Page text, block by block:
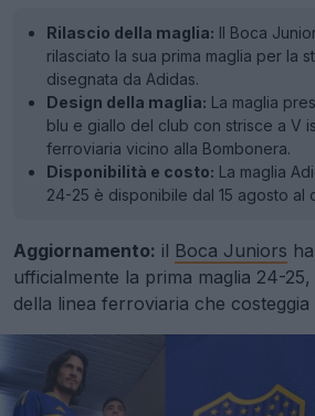
Rilascio della maglia: Il Boca
rilasciato la sua prima maglia per la
disegnata da Adidas.
Design della maglia: La maglia
blu e giallo del club con strisce a V
ferroviaria vicino alla Bombonera.
Disponibilità e costo: La maglia
24-25 è disponibile dal 15 agosto al
Aggiornamento: il Boca Juniors
ufficialmente la prima maglia 24-
della linea ferroviaria che